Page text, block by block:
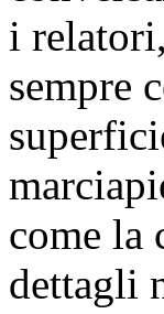
i relatori,
sempre
come la
dettagli